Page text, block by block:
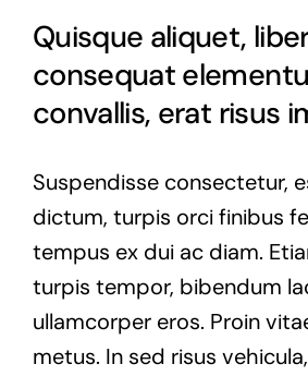
Quisque aliquet,
consequat
convallis, erat risus
Suspendisse consectetur,
dictum, turpis orci finibus
tempus ex dui ac diam.
turpis tempor, bibendum
ullamcorper eros. Proin
metus. In sed risus